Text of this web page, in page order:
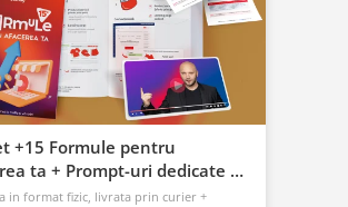
+15 Formule pentru
ta + Prompt-uri dedicate +
digitale
in format fizic, livrata prin curier +